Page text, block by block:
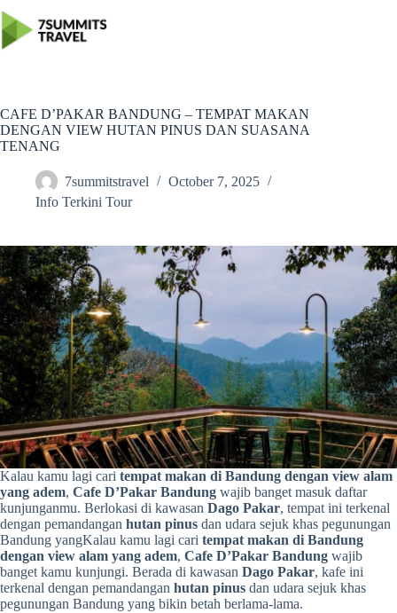
to
content
CAFE D’PAKAR BANDUNG – TEMPAT MAKAN
DENGAN VIEW HUTAN PINUS DAN SUASANA
TENANG
7summitstravel
October 7, 2025
Info Terkini Tour
Kalau kamu lagi cari tempat makan di Bandung dengan view alam
yang adem, Cafe D’Pakar Bandung wajib banget masuk daftar
kunjunganmu. Berlokasi di kawasan Dago Pakar, tempat ini terkenal
dengan pemandangan hutan pinus dan udara sejuk khas pegunungan
Bandung yangKalau kamu lagi cari tempat makan di Bandung
dengan view alam yang adem, Cafe D’Pakar Bandung wajib
banget kamu kunjungi. Berada di kawasan Dago Pakar, kafe ini
terkenal dengan pemandangan hutan pinus dan udara sejuk khas
pegunungan Bandung yang bikin betah berlama-lama.